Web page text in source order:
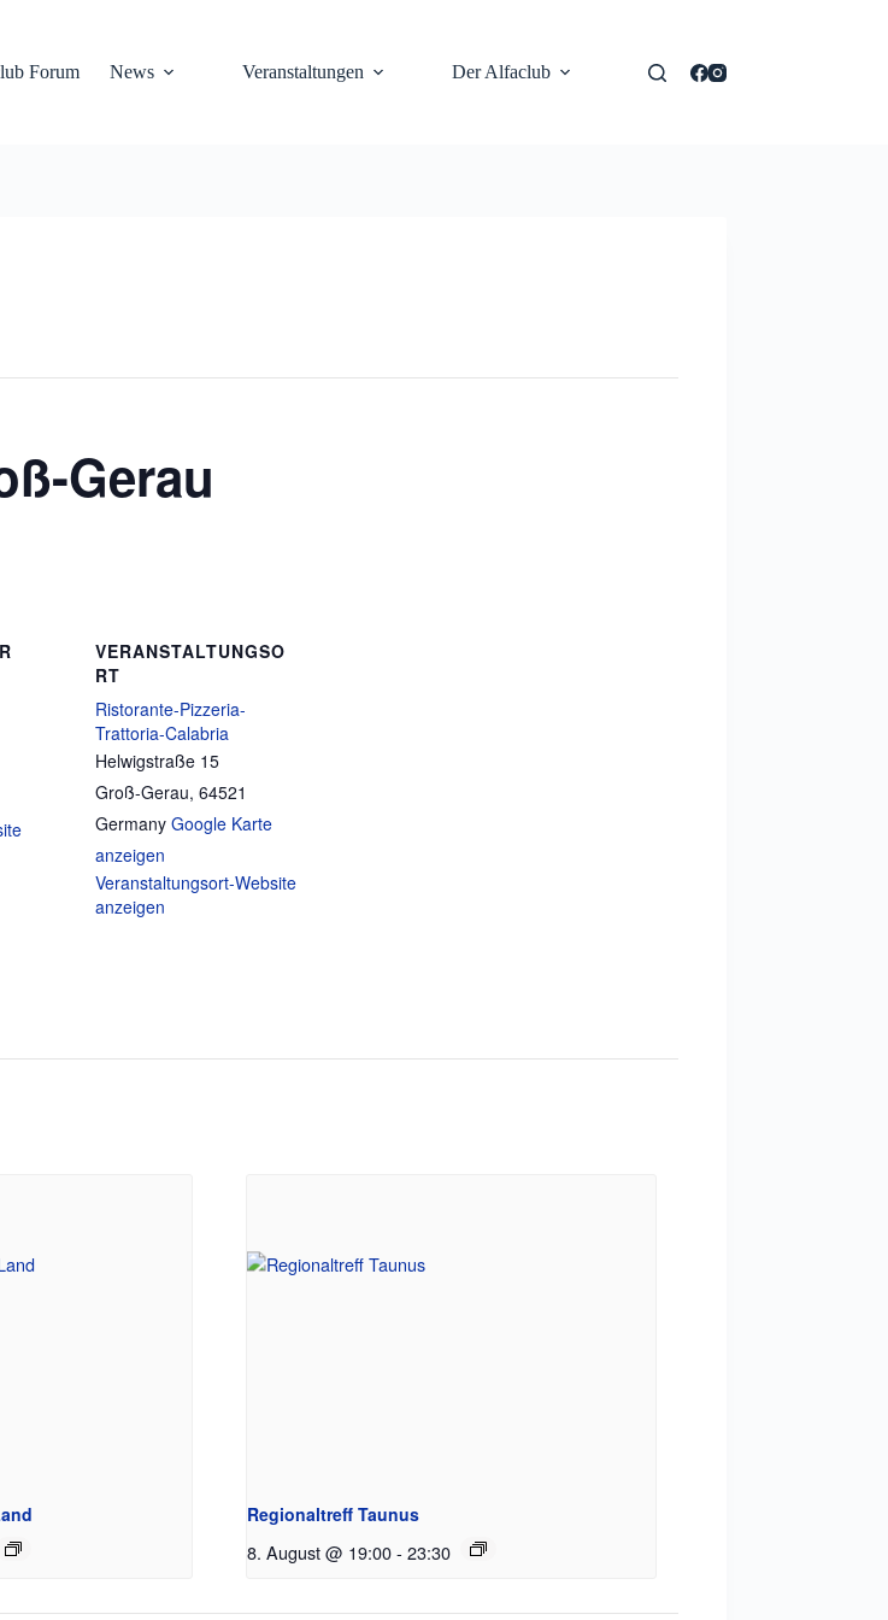
Forum
News Veranstaltungen Der Alfaclub
Gerau
VERANSTALTUNGSO
RT
Ristorante-Pizzeria-
Trattoria-Calabria
Helwigstraße 15
Groß-Gerau, 64521
Germany Google Karte
anzeigen
Veranstaltungsort-Website
anzeigen
Regionaltreff Taunus
8. August @ 19:00- 23:30